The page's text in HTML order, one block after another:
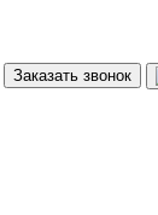
Заказать звонок